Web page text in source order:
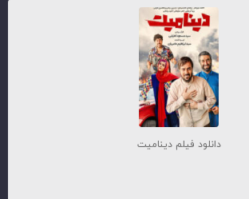
دانلود فیلم دینامیت